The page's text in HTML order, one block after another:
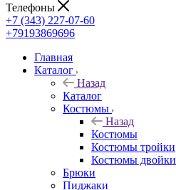
Телефоны
+7 (343) 227-07-60
+79193869696
Главная
Каталог
Назад
Каталог
Костюмы
Назад
Костюмы
Костюмы тройки
Костюмы двойки
Брюки
Пиджаки